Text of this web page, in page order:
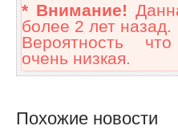
* Внимание!
более 2 лет назад.
Вероятность
очень низкая.
Похожие новости